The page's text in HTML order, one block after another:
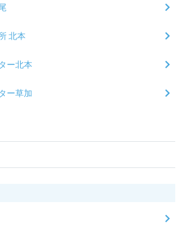
北本
ー北本
ー草加